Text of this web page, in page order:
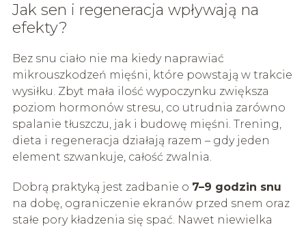
Jak sen i regeneracja wpływają na
efekty?
Bez snu ciało nie ma kiedy naprawiać
mikrouszkodzeń mięśni, które powstają w trakcie
wysiłku. Zbyt mała ilość wypoczynku zwiększa
poziom hormonów stresu, co utrudnia zarówno
spalanie tłuszczu, jak i budowę mięśni. Trening,
dieta i regeneracja działają razem – gdy jeden
element szwankuje, całość zwalnia.
Dobrą praktyką jest zadbanie o 7–9 godzin snu
na dobę, ograniczenie ekranów przed snem oraz
stałe pory kładzenia się spać. Nawet niewielka